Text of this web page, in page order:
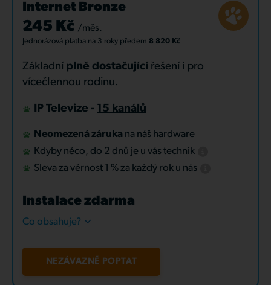
Internet Bronze
245 Kč /měs.
Jednorázová platba na 3 roky předem 8 820 Kč
Základní plně dostačující řešení i pro
vícečlennou rodinu.
IP Televize - 15 kanálů
Neomezená záruka na náš hardware
Kdyby něco, do 2 dnů je u vás technik
Sleva za věrnost 1 % za každý rok u nás
Instalace zdarma
Co obsahuje?
NEZÁVAZNĚ POPTAT